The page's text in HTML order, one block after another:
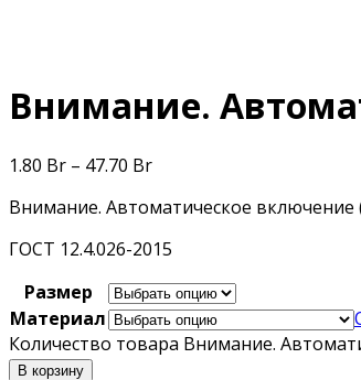
Внимание.
1.80 Br – 47.70 Br
Внимание. Автоматическое включение
ГОСТ 12.4.026-2015
Размер
Материал
Количество товара Внимание.
В корзину